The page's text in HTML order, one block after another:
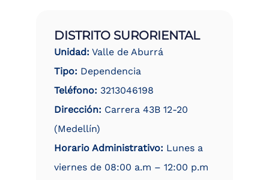
DISTRITO SURORIENTAL
Unidad: Valle de Aburrá
Tipo: Dependencia
Teléfono: 3213046198
Dirección: Carrera 43B 12-20
(Medellín)
Horario Administrativo: Lunes a
viernes de 08:00 a.m – 12:00 p.m